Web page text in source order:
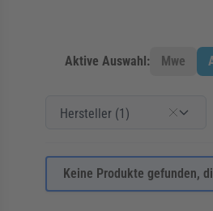
Aktive Auswahl: Mwe
Zur Produktliste springen
Hersteller (1)
Keine Produkte gefunden,